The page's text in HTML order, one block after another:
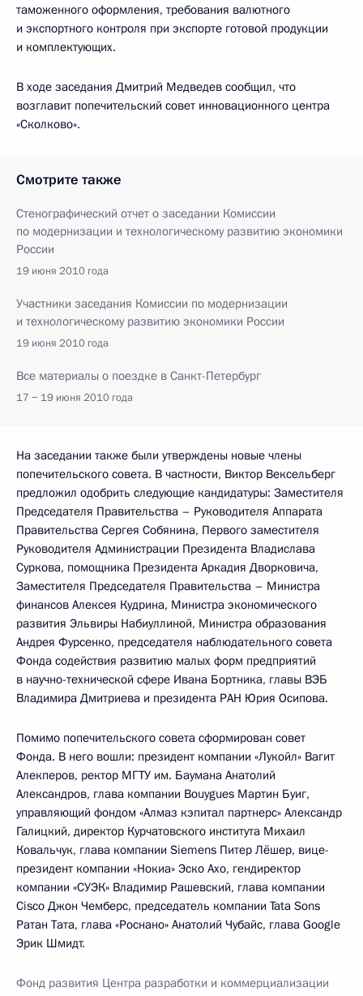
таможенного оформления, требования валютного
и экспортного контроля при экспорте готовой продукции
и комплектующих.
В ходе заседания Дмитрий Медведев сообщил, что
возглавит попечительский совет инновационного центра
«Сколково».
Смотрите также
Стенографический отчет о заседании Комиссии
по модернизации и технологическому развитию экономики
России
19 июня 2010 года
Участники заседания Комиссии по модернизации
и технологическому развитию экономики России
19 июня 2010 года
Все материалы о поездке в Санкт-Петербург
17 − 19 июня 2010 года
На заседании также были утверждены новые члены
попечительского совета. В частности, Виктор Вексельберг
предложил одобрить следующие кандидатуры: Заместителя
Председателя Правительства – Руководителя Аппарата
Правительства Сергея Собянина, Первого заместителя
Руководителя Администрации Президента Владислава
Суркова, помощника Президента Аркадия Дворковича,
Заместителя Председателя Правительства – Министра
финансов Алексея Кудрина, Министра экономического
развития Эльвиры Набиуллиной, Министра образования
Андрея Фурсенко, председателя наблюдательного совета
Фонда содействия развитию малых форм предприятий
в научно-технической сфере Ивана Бортника, главы ВЭБ
Владимира Дмитриева и президента РАН Юрия Осипова.
Помимо попечительского совета сформирован совет
Фонда. В него вошли: президент компании «Лукойл» Вагит
Алекперов, ректор МГТУ им. Баумана Анатолий
Александров, глава компании Bouygues Мартин Буиг,
управляющий фондом «Алмаз кэпитал партнерс» Александр
Галицкий, директор Курчатовского института Михаил
Ковальчук, глава компании Siemens Питер Лёшер, вице-
президент компании «Нокиа» Эско Ахо, гендиректор
компании «СУЭК» Владимир Рашевский, глава компании
Cisco Джон Чемберс, председатель компании Tata Sons
Ратан Тата, глава «Роснано» Анатолий Чубайс, глава Google
Эрик Шмидт.
Фонд развития Центра разработки и коммерциализации